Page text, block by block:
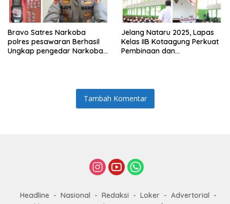
Bravo Satres Narkoba
polres pesawaran Berhasil
Ungkap pengedar Narkoba
Jelang Nataru 2025, Lapas
Kelas IIB Kotaagung Perkuat
Pembinaan dan
Tambah Komentar
Headline Nasional Redaksi Loker
Advertorial